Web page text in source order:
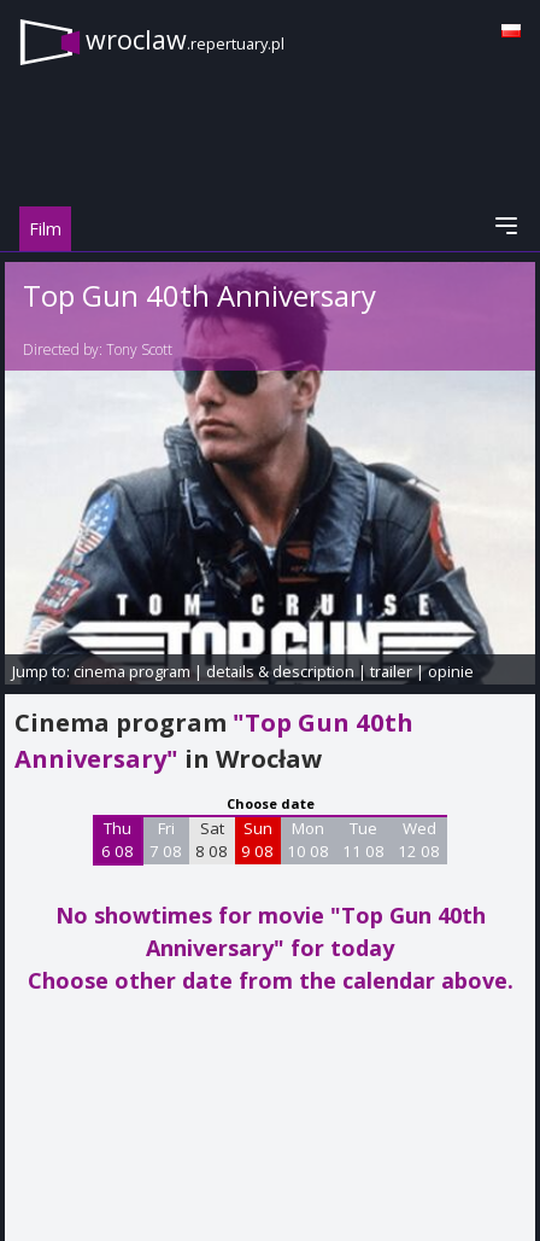
wroclaw.repertuary.pl
Film
Top Gun 40th Anniversary
Directed by: Tony Scott
Jump to:cinema program|details & description |trailer|opinie
Cinema program "Top Gun 40th
Anniversary" in Wrocław
Choose date
Thu
6 08
Fri
7 08
Sat
8 08
Sun
9 08
Mon
10 08
Tue
11 08
Wed
12 08
No showtimes for movie "Top Gun 40th
Anniversary" for today
Choose other date from the calendar above.